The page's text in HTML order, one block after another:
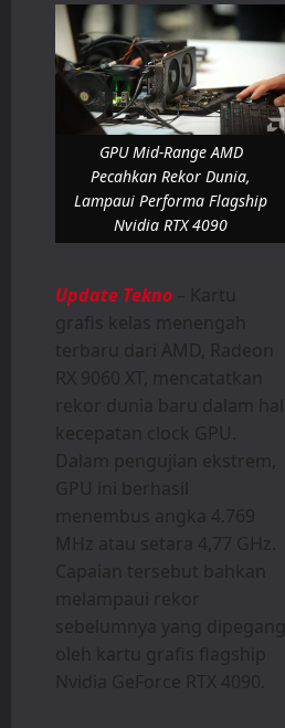
GPU Mid-Range AMD
Pecahkan Rekor Dunia,
Lampaui Performa Flagship
Nvidia RTX 4090
Update Tekno – Kartu
grafis kelas menengah
terbaru dari AMD, Radeon
RX 9060 XT, mencatatkan
rekor dunia baru dalam hal
kecepatan clock GPU.
Dalam pengujian ekstrem,
GPU ini berhasil
menembus angka 4.769
MHz atau setara 4,77 GHz.
Capaian tersebut bahkan
melampaui rekor
sebelumnya yang dipegang
oleh kartu grafis flagship
Nvidia GeForce RTX 4090.